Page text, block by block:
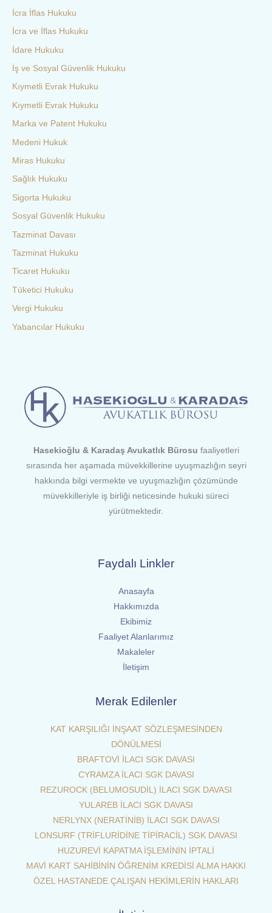
İcra İflas Hukuku
İcra ve İflas Hukuku
İdare Hukuku
İş ve Sosyal Güvenlik Hukuku
Kıymetli Evrak Hukuku
Kıymetli Evrak Hukuku
Marka ve Patent Hukuku
Medeni Hukuk
Miras Hukuku
Sağlık Hukuku
Sigorta Hukuku
Sosyal Güvenlik Hukuku
Tazminat Davası
Tazminat Hukuku
Ticaret Hukuku
Tüketici Hukuku
Vergi Hukuku
Yabancılar Hukuku
Hasekioğlu & Karadaş Avukatlık Bürosu faaliyetleri
sırasında her aşamada müvekkillerine uyuşmazlığın seyri
hakkında bilgi vermekte ve uyuşmazlığın çözümünde
müvekkilleriyle iş birliği neticesinde hukuki süreci
yürütmektedir.
Faydalı Linkler
Anasayfa
Hakkımızda
Ekibimiz
Faaliyet Alanlarımız
Makaleler
İletişim
Merak Edilenler
KAT KARŞILIĞI İNŞAAT SÖZLEŞMESİNDEN
DÖNÜLMESİ
BRAFTOVİ İLACI SGK DAVASI
CYRAMZA İLACI SGK DAVASI
REZUROCK (BELUMOSUDİL) İLACI SGK DAVASI
YULAREB İLACI SGK DAVASI
NERLYNX (NERATİNİB) İLACI SGK DAVASI
LONSURF (TRİFLURİDİNE TİPİRACİL) SGK DAVASI
HUZUREVİ KAPATMA İŞLEMİNİN İPTALİ
MAVİ KART SAHİBİNİN ÖĞRENİM KREDİSİ ALMA HAKKI
ÖZEL HASTANEDE ÇALIŞAN HEKİMLERİN HAKLARI